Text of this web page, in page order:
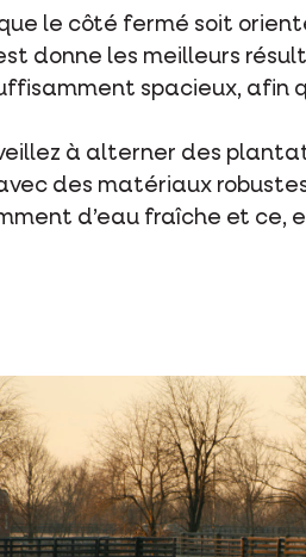
le côté fermé soit
donne les meilleurs
spacieux, afin
à alterner des
des matériaux
d’eau fraîche et ce,